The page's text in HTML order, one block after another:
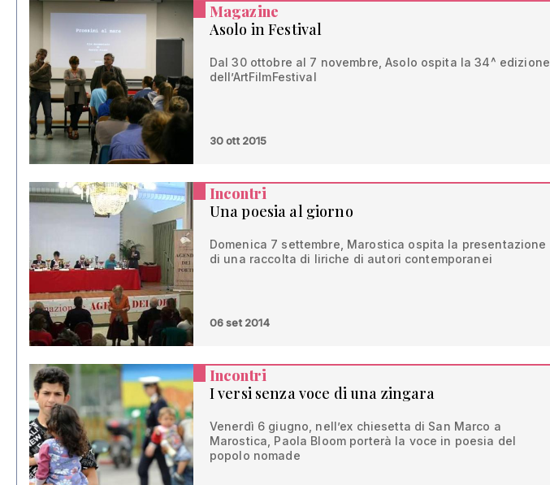
Magazine
Asolo in Festival
Dal 30 ottobre al 7 novembre, Asolo ospita la 34^ edizione
dell’ArtFilmFestival
30 ott 2015
Incontri
Una poesia al giorno
Domenica 7 settembre, Marostica ospita la presentazione
di una raccolta di liriche di autori contemporanei
06 set 2014
Incontri
I versi senza voce di una zingara
Venerdì 6 giugno, nell’ex chiesetta di San Marco a
Marostica, Paola Bloom porterà la voce in poesia del
popolo nomade